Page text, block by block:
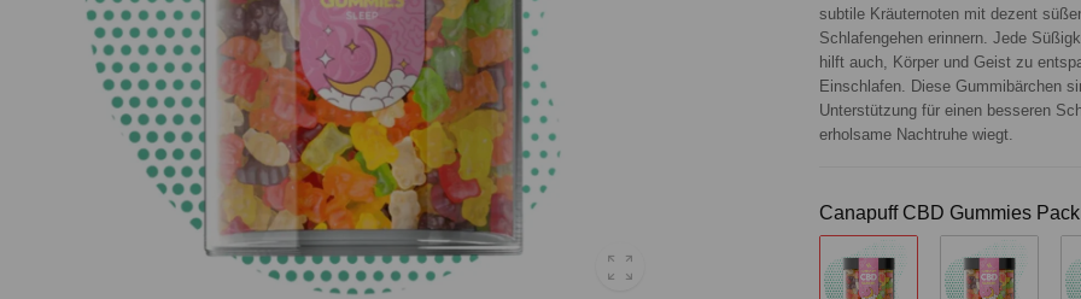
subtile Kräuternoten mit dezent
Schlafengehen erinnern. Jede
hilft auch, Körper und Geist zu
Einschlafen. Diese Gummibärchen
Unterstützung für einen besseren
erholsame Nachtruhe wiegt.
Canapuff CBD Gummies